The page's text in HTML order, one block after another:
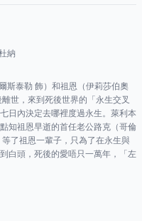
納
斯泰勒 飾）和祖恩（伊莉莎伯奧
世，來到死後世界的「永生交叉
日內決定去哪裡度過永生。萊利本
知祖恩早逝的首任老公路克（哥倫
了祖恩一輩子，只為了在永生與
白頭，死後的愛唔只一萬年，「左